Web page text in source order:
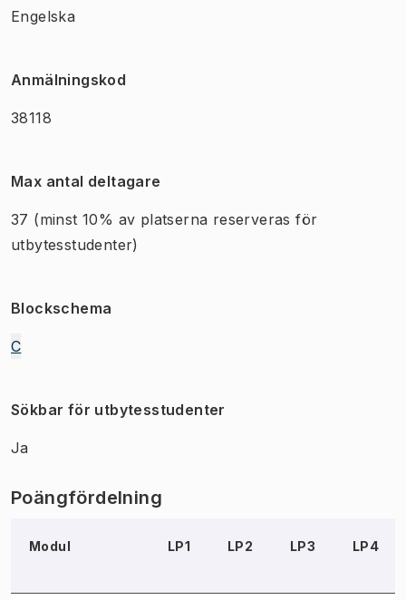
Engelska
Anmälningskod
38118
Max antal deltagare
37 (minst 10% av platserna reserveras för
utbytesstudenter)
Blockschema
C
Sökbar för utbytesstudenter
Ja
Poängfördelning
Modul LP1 LP2 LP3 LP4